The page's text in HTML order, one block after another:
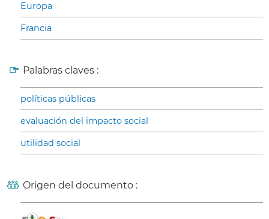
Europa
Francia
Palabras claves :
políticas públicas
evaluación del impacto social
utilidad social
Origen del documento :